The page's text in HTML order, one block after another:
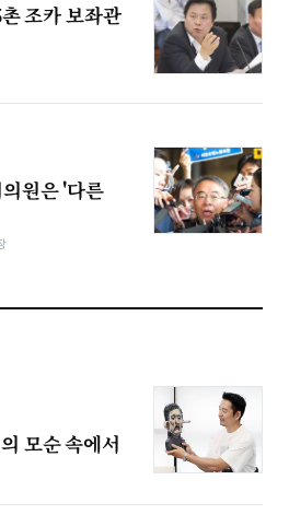
조카 보좌관
원은 '다른
모순 속에서